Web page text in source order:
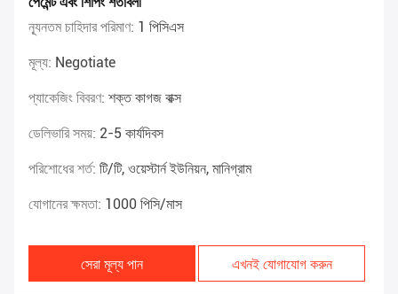
ন্যূনতম চাহিদার পরিমাণ: 1 পিসিএস
মূল্য: Negotiate
প্যাকেজিং বিবরণ: শক্ত কাগজ বাক্স
ডেলিভারি সময়: 2-5 কার্যদিবস
পরিশোধের শর্ত: টি/টি, ওয়েস্টার্ন ইউনিয়ন, মানিগ্রাম
যোগানের ক্ষমতা: 1000 পিসি/মাস
সেরা মূল্য পান এখনই যোগাযোগ করুন